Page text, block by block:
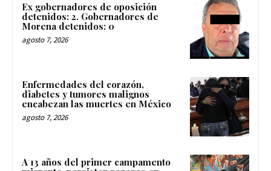
Ex gobernadores de oposición
detenidos: 2. Gobernadores de
Morena detenidos: 0
agosto 7, 2026
Enfermedades del corazón,
diabetes y tumores malignos
encabezan las muertes en México
agosto 7, 2026
A 13 años del primer campamento